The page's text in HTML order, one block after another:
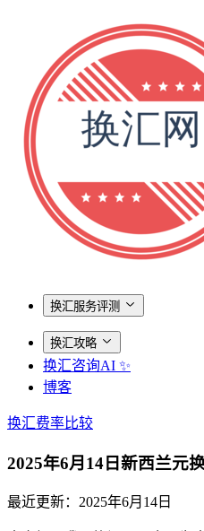
换汇服务评测
换汇攻略
换汇咨询AI ✨
博客
换汇费率比较
2025年6月14日新西兰元
最近更新： 2025年6月14日